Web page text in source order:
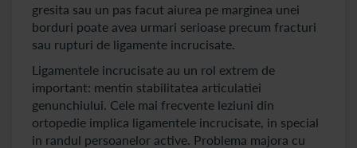
gresita sau un pas facut aiurea pe marginea unei
borduri poate avea urmari serioase precum fracturi
sau rupturi de ligamente incrucisate.
Ligamentele incrucisate au un rol extrem de
important: mentin stabilitatea articulatiei
genunchiului. Cele mai frecvente leziuni din
ortopedie implica ligamentele incrucisate, in special
in randul persoanelor active. Problema majora cu